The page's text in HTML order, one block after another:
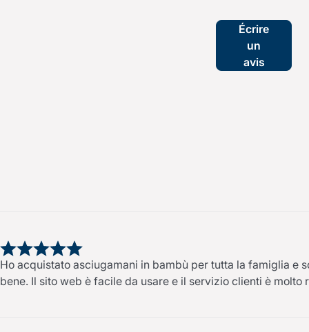
Écrire
un
avis
Ho acquistato asciugamani in bambù per tutta la famiglia e
bene. Il sito web è facile da usare e il servizio clienti è molto